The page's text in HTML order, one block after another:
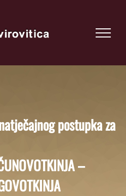
postupka za
–